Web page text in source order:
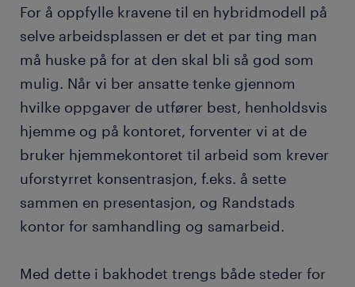
For å oppfylle kravene til en hybridmodell på
selve arbeidsplassen er det et par ting man
må huske på for at den skal bli så god som
mulig. Når vi ber ansatte tenke gjennom
hvilke oppgaver de utfører best, henholdsvis
hjemme og på kontoret, forventer vi at de
bruker hjemmekontoret til arbeid som krever
uforstyrret konsentrasjon, f.eks. å sette
sammen en presentasjon, og Randstads
kontor for samhandling og samarbeid.
Med dette i bakhodet trengs både steder for